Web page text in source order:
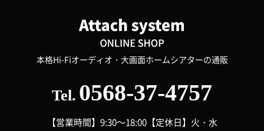
本格Hi-Fiオーディオ・大画面ホームシアターの通販
Tel. 0568-37-4757
【営業時間】9:30～18:00【定休日】火・水